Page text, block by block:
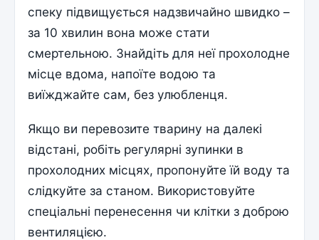
спеку підвищується надзвичайно швидко –
за 10 хвилин вона може стати
смертельною. Знайдіть для неї прохолодне
місце вдома, напоїте водою та
виїжджайте сам, без улюбленця.
Якщо ви перевозите тварину на далекі
відстані, робіть регулярні зупинки в
прохолодних місцях, пропонуйте їй воду та
слідкуйте за станом. Використовуйте
спеціальні перенесення чи клітки з доброю
вентиляцією.